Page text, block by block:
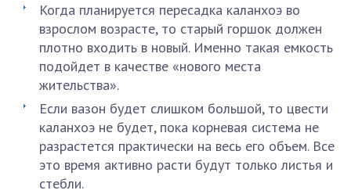
Когда планируется пересадка каланхоэ во
взрослом возрасте, то старый горшок должен
плотно входить в новый. Именно такая емкость
подойдет в качестве «нового места
жительства».
Если вазон будет слишком большой, то цвести
каланхоэ не будет, пока корневая система не
разрастется практически на весь его объем. Все
это время активно расти будут только листья и
стебли.